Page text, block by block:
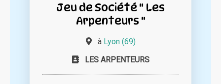
Jeu de Société " Les
Arpenteurs "
à Lyon (69)
LES ARPENTEURS